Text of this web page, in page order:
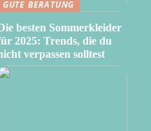
GUTE BERATUNG
besten Sommerkleider
2025: Trends, die du
verpassen solltest